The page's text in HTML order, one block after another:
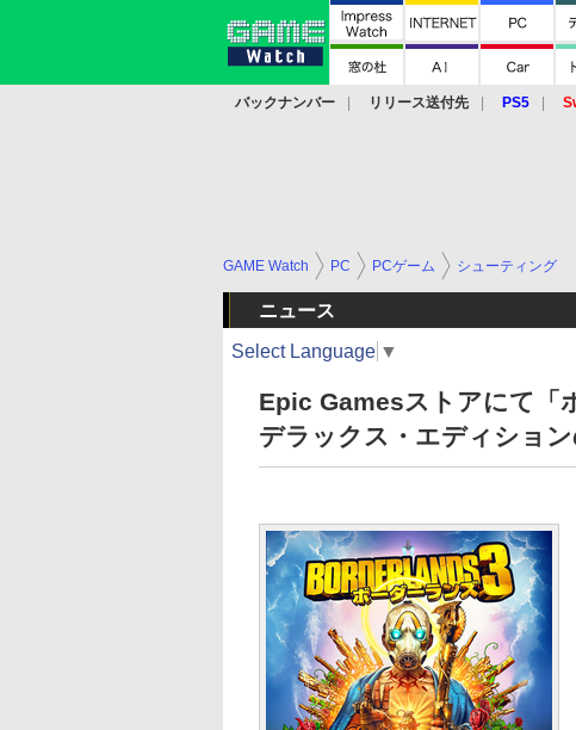
バックナンバー リリース送付先 PS5
GAME Watch PC PCゲーム シューティング
ニュース
Select Language ▼
Epic Gamesストアにて「
デラックス・エディション